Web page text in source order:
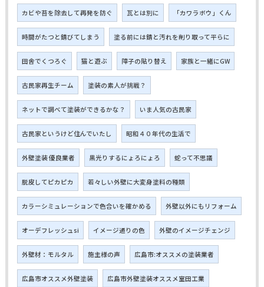
カビや苔を除去して再発を防ぐ 瓦とは別に 「カワラボウ」くん
時間がたつと錆びてしまう 塗る前には錆と汚れを削り取って平らに
田舎でくつろぐ 猫と遊ぶ 障子の貼り替え 家族と一緒にGW
古民家再生チーム 塗装の素人が挑戦？
ネットで調べて塗装ができるかな？ いま人気の古民家
古民家というけど住んでいたし 昭和４０年代の生活で
外壁塗装 優良業者 黒光りするにょろにょろ 蛇って不思議
脱皮してピカピカ 若々しい外壁に大変身塗料の種類
カラーシミュレーションで色合いを確かめる 外壁以外にもリフォーム
オーデフレッシュsi イメージ通りの色 外壁のイメージチェンジ
外壁材：モルタル 施主様の声 広島市:オススメの塗装業者
広島市オススメ外壁塗装 広島市外壁塗装オススメ室田工業